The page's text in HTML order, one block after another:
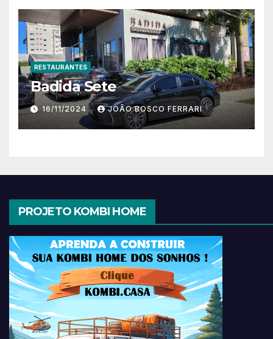
RESTAURANTES
Badida Sete
16/11/2024 JOÃO BOSCO FERRARI
PROJETO KOMBI HOME